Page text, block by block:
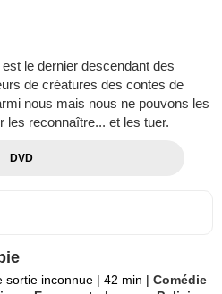
le dernier descendant des
de créatures des contes de
nous mais nous ne pouvons les
les reconnaître... et les tuer.
DVD
sortie inconnue | 42 min | Comédie